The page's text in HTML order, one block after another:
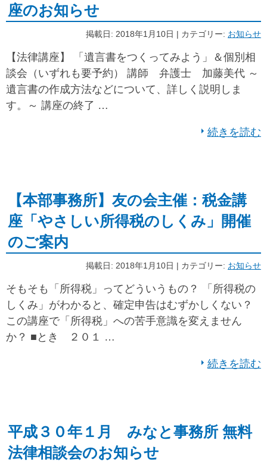
座のお知らせ
掲載日: 2018年1月10日 | カテゴリー: お知らせ
【法律講座】 「遺言書をつくってみよう」＆個別相
談会（いずれも要予約） 講師 弁護士 加藤美代 ～
遺言書の作成方法などについて、詳しく説明しま
す。～ 講座の終了 …
続きを読む
【本部事務所】友の会主催：税金講
座「やさしい所得税のしくみ」開催
のご案内
掲載日: 2018年1月10日 | カテゴリー: お知らせ
そもそも「所得税」ってどういうもの？ 「所得税の
しくみ」がわかると、確定申告はむずかしくない？
この講座で「所得税」への苦手意識を変えません
か？ ■とき ２０１ …
続きを読む
平成３０年１月 みなと事務所 無料
法律相談会のお知らせ